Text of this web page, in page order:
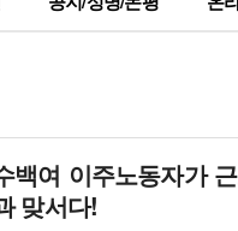
백여 이주노동자가
맞서다!